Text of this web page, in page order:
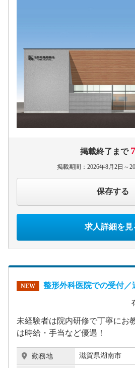
掲載終了まで 7
掲載期間：2026年8月2日～
保存する
求人詳細を見
NEW 整形外科医院での受付／
未経験者は院内研修で丁寧にお
は時給・手当など優遇！
勤務地 滋賀県湖南市